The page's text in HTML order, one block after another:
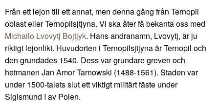
Från ett lejon till ett annat, men denna gång från Ternopil
oblast eller Ternopilsjtjyna. Vi ska åter få bekanta oss med
Michailo Lvovytj Bojtjyk. Hans andranamn, Lvovytj, är ju
riktigt lejonlikt. Huvudorten i Ternopilsjtjyna är Ternopil och
den grundades 1540. Dess var grundare greven och
hetmanen Jan Amor Tarnowski (1488-1561). Staden var
under 1500-talets slut ett viktigt militärt fäste under
Sigismund I av Polen.